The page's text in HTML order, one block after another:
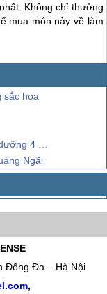
Không chỉ thưởng
mua món này về làm
sắc hoa
4 sao
Ngãi
Đống Đa – Hà Nội
,